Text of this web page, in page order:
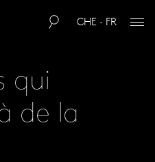
CHE · FR
qui
de la